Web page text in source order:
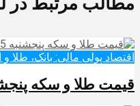
اقتصاد پولی مالی: بانک، طلا و
قیمت طلا و سکه پنجشنبه 15